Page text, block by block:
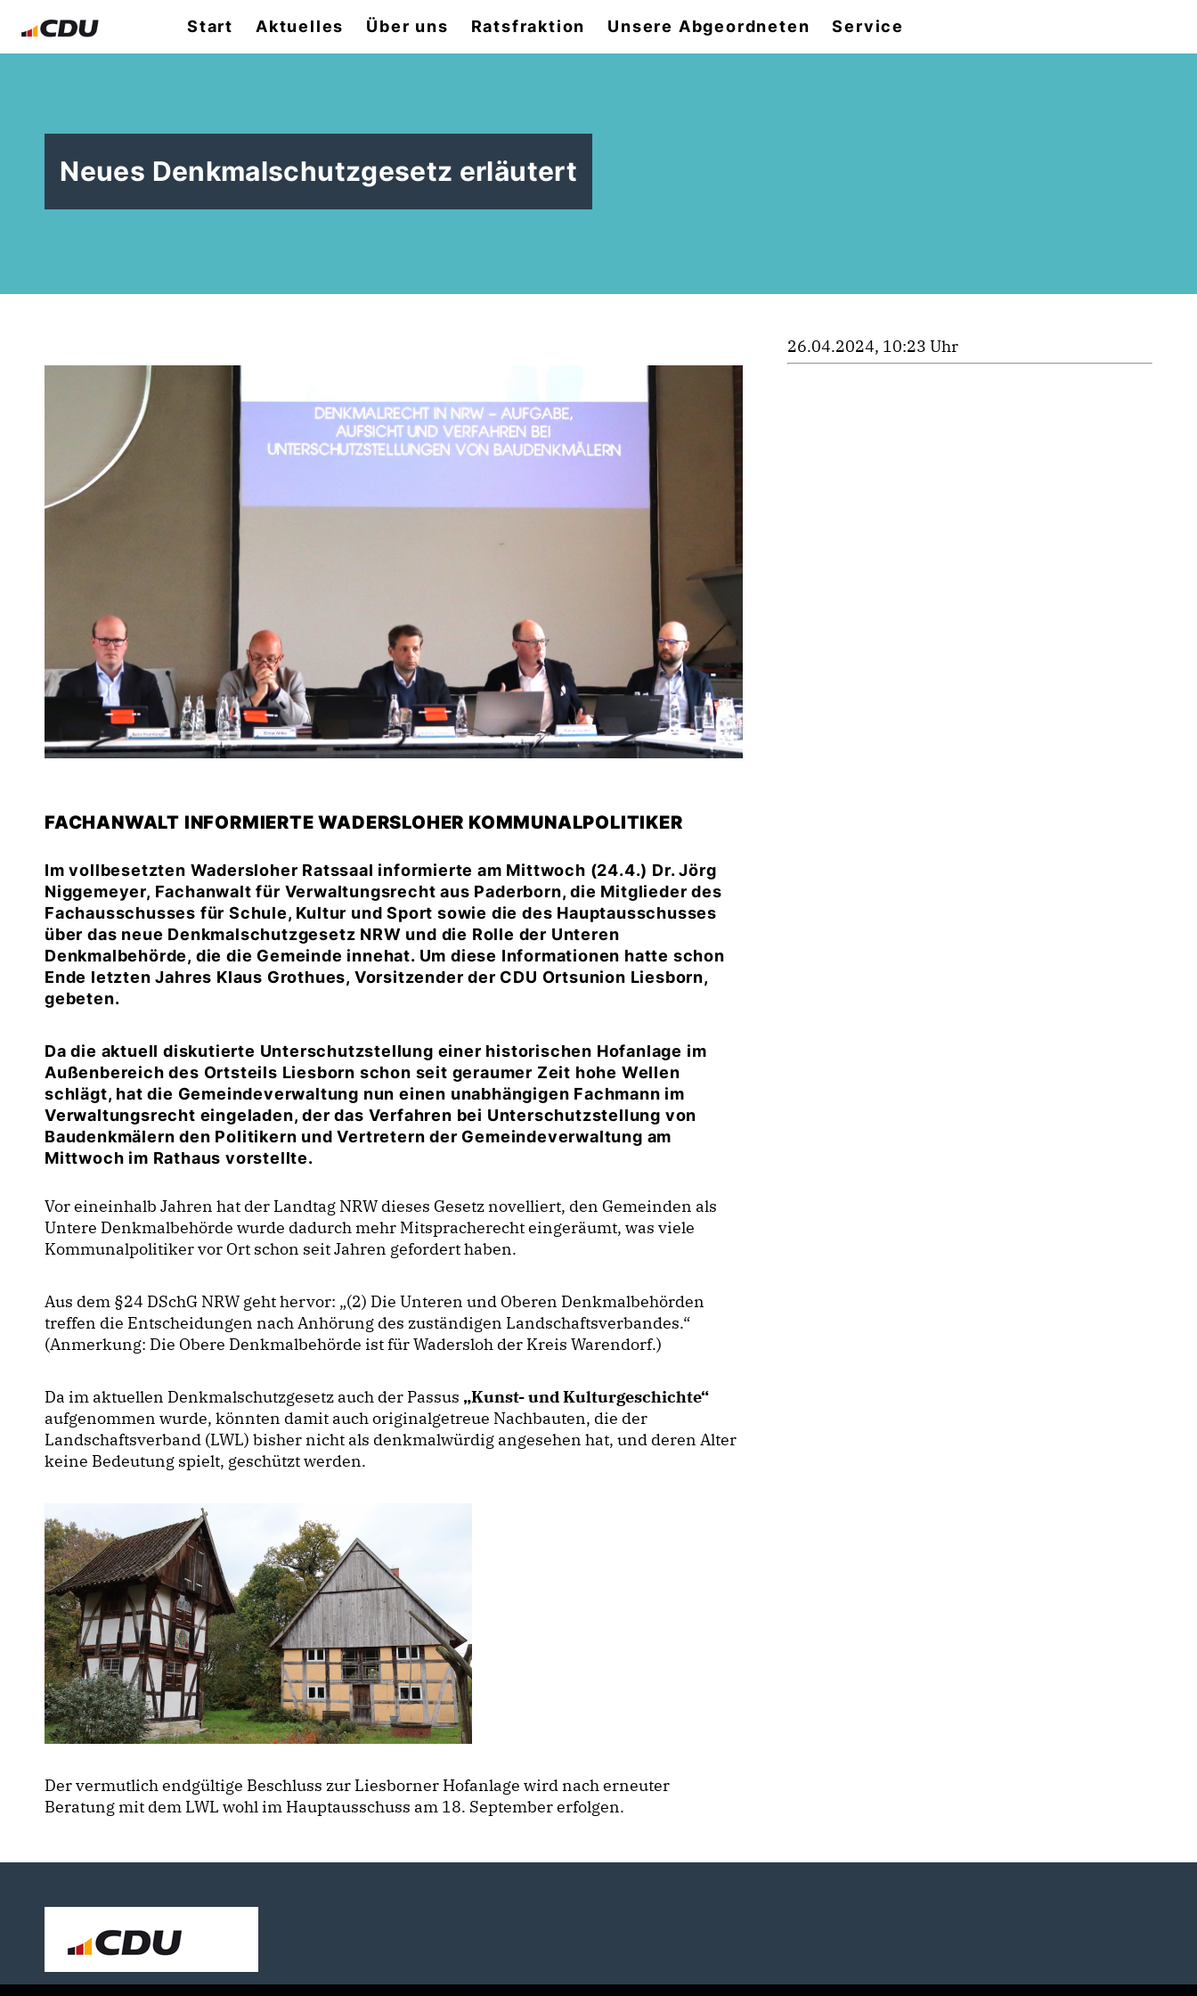
Start Aktuelles Über uns Ratsfraktion Unsere Abgeordneten Service
Neues Denkmalschutzgesetz erläutert
FACHANWALT INFORMIERTE WADERSLOHER KOMMUNALPOLITIKER
Im vollbesetzten Wadersloher Ratssaal informierte am Mittwoch (24.4.) Dr. Jörg
Niggemeyer, Fachanwalt für Verwaltungsrecht aus Paderborn, die Mitglieder des
Fachausschusses für Schule, Kultur und Sport sowie die des Hauptausschusses
über das neue Denkmalschutzgesetz NRW und die Rolle der Unteren
Denkmalbehörde, die die Gemeinde innehat. Um diese Informationen hatte schon
Ende letzten Jahres Klaus Grothues, Vorsitzender der CDU Ortsunion Liesborn,
gebeten.
Da die aktuell diskutierte Unterschutzstellung einer historischen Hofanlage im
Außenbereich des Ortsteils Liesborn schon seit geraumer Zeit hohe Wellen
schlägt, hat die Gemeindeverwaltung nun einen unabhängigen Fachmann im
Verwaltungsrecht eingeladen, der das Verfahren bei Unterschutzstellung von
Baudenkmälern den Politikern und Vertretern der Gemeindeverwaltung am
Mittwoch im Rathaus vorstellte.
Vor eineinhalb Jahren hat der Landtag NRW dieses Gesetz novelliert, den Gemeinden als
Untere Denkmalbehörde wurde dadurch mehr Mitspracherecht eingeräumt, was viele
Kommunalpolitiker vor Ort schon seit Jahren gefordert haben.
Aus dem §24 DSchG NRW geht hervor: „(2) Die Unteren und Oberen Denkmalbehörden
treffen die Entscheidungen nach Anhörung des zuständigen Landschaftsverbandes.“
(Anmerkung: Die Obere Denkmalbehörde ist für Wadersloh der Kreis Warendorf.)
Da im aktuellen Denkmalschutzgesetz auch der Passus Kunst- und Kulturgeschichte“
aufgenommen wurde, könnten damit auch originalgetreue Nachbauten, die der
Landschaftsverband (LWL) bisher nicht als denkmalwürdig angesehen hat, und deren Alter
keine Bedeutung spielt, geschützt werden.
Der vermutlich endgültige Beschluss zur Liesborner Hofanlage wird nach erneuter
Beratung mit dem LWL wohl im Hauptausschuss am 18. September erfolgen.
26.04.2024, 10:23 Uhr